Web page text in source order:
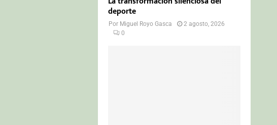
deporte
Por Miguel Royo Gasca
2 agosto, 2026
0